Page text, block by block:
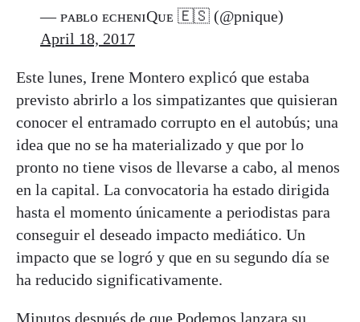
— ᴘᴀʙʟᴏ ᴇᴄʜᴇɴɪQᴜᴇ 🇪🇸 (@pnique)
April 18, 2017
Este lunes, Irene Montero explicó que estaba
previsto abrirlo a los simpatizantes que quisieran
conocer el entramado corrupto en el autobús; una
idea que no se ha materializado y que por lo
pronto no tiene visos de llevarse a cabo, al menos
en la capital. La convocatoria ha estado dirigida
hasta el momento únicamente a periodistas para
conseguir el deseado impacto mediático. Un
impacto que se logró y que en su segundo día se
ha reducido significativamente.
Minutos después de que Podemos lanzara su